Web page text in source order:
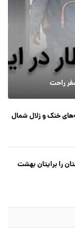
راحت
خنک و زلال شمال
را برایتان بهشت